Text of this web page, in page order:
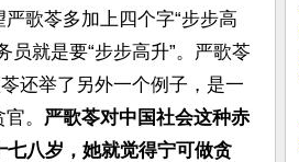
歌苓多加上四个字“步步高
就是要“步步高升”。严歌苓
还举了另外一个例子，是一
。 严歌苓对中国社会这种赤
八岁，她就觉得宁可做贪